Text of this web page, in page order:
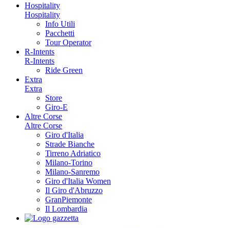
Hospitality
Hospitality
Info Utili
Pacchetti
Tour Operator
R-Intents
R-Intents
Ride Green
Extra
Extra
Store
Giro-E
Altre Corse
Altre Corse
Giro d'Italia
Strade Bianche
Tirreno Adriatico
Milano-Torino
Milano-Sanremo
Giro d'Italia Women
Il Giro d'Abruzzo
GranPiemonte
Il Lombardia